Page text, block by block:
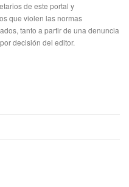
de este portal y
que violen las normas
tanto a partir de una denuncia
decisión del editor.